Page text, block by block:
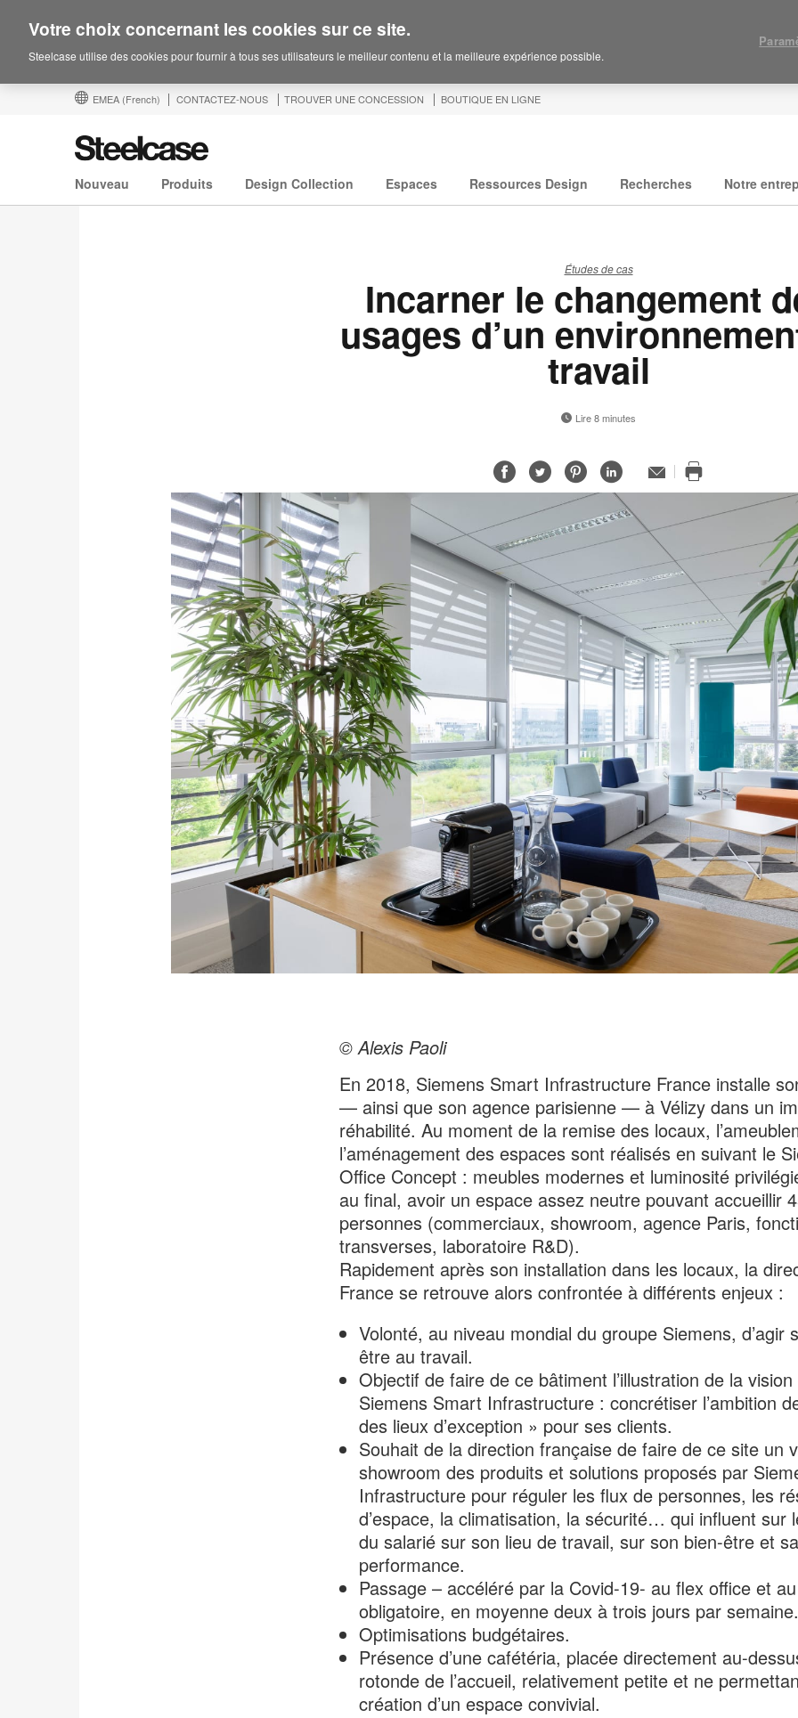
EMEA (French) CONTACTEZ-NOUS TROUVER UNE CONCESSION BOUTIQUE EN LIGNE
Nouveau Produits Design Collection Espaces Ressources Design Recherches Notre
Études de cas
Incarner le changement
usages d’un
travail
Lire 8 minutes
Partager
sur
Facebook
Partager
sur
Twitter
Partager
sur
Pinterest
Partager
sur
LinkedIn
Adresse
Imprimer
cette
© Alexis Paoli
En 2018, Siemens Smart Infrastructure France installe
— ainsi que son agence parisienne — à Vélizy dans un
réhabilité. Au moment de la remise des locaux,
l’aménagement des espaces sont réalisés en suivant le
Office Concept : meubles modernes et luminosité
au final, avoir un espace assez neutre pouvant accueillir
personnes (commerciaux, showroom, agence Paris,
transverses, laboratoire R&D).
Rapidement après son installation dans les locaux, la
France se retrouve alors confrontée à différents enjeux :
Volonté, au niveau mondial du groupe Siemens, d’agir
être au travail.
Objectif de faire de ce bâtiment l’illustration de la vision
Siemens Smart Infrastructure : concrétiser l’ambition
des lieux d’exception » pour ses clients.
Souhait de la direction française de faire de ce site un
showroom des produits et solutions proposés par
Infrastructure pour réguler les flux de personnes, les
d’espace, la climatisation, la sécurité… qui influent sur
du salarié sur son lieu de travail, sur son bien-être et sa
performance.
Passage – accéléré par la Covid-19- au flex office et
obligatoire, en moyenne deux à trois jours par semaine.
Optimisations budgétaires.
Présence d’une cafétéria, placée directement au-
rotonde de l’accueil, relativement petite et ne
création d’un espace convivial.
Votre choix concernant les cookies sur ce site.
Steelcase utilise des cookies pour fournir à tous ses utilisateurs le meilleur contenu et la meilleure expérience possible.